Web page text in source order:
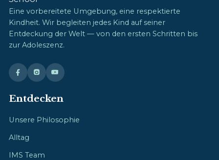
Eine vorbereitete Umgebung, eine respektierte
Kindheit. Wir begleiten jedes Kind auf seiner
Entdeckung der Welt — von den ersten Schritten bis
zur Adoleszenz.
Entdecken
Unsere Philosophie
Alltag
IMS Team